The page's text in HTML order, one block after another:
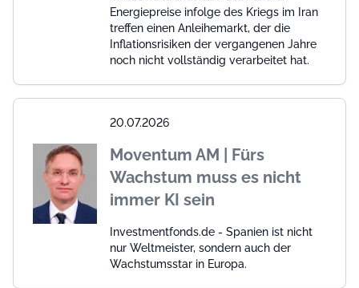
Energiepreise infolge des Kriegs im Iran
treffen einen Anleihemarkt, der die
Inflationsrisiken der vergangenen Jahre
noch nicht vollständig verarbeitet hat.
20.07.2026
Moventum AM | Fürs
Wachstum muss es nicht
immer KI sein
Investmentfonds.de - Spanien ist nicht
nur Weltmeister, sondern auch der
Wachstumsstar in Europa.